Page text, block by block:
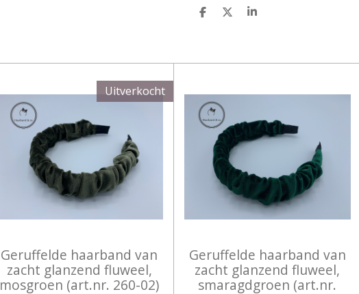
D
D
S
Uitverkocht
Geruffelde haarband van
zacht glanzend fluweel,
mosgroen (art.nr. 260-02)
Geruffelde haarband van
zacht glanzend fluweel,
smaragdgroen (art.nr.